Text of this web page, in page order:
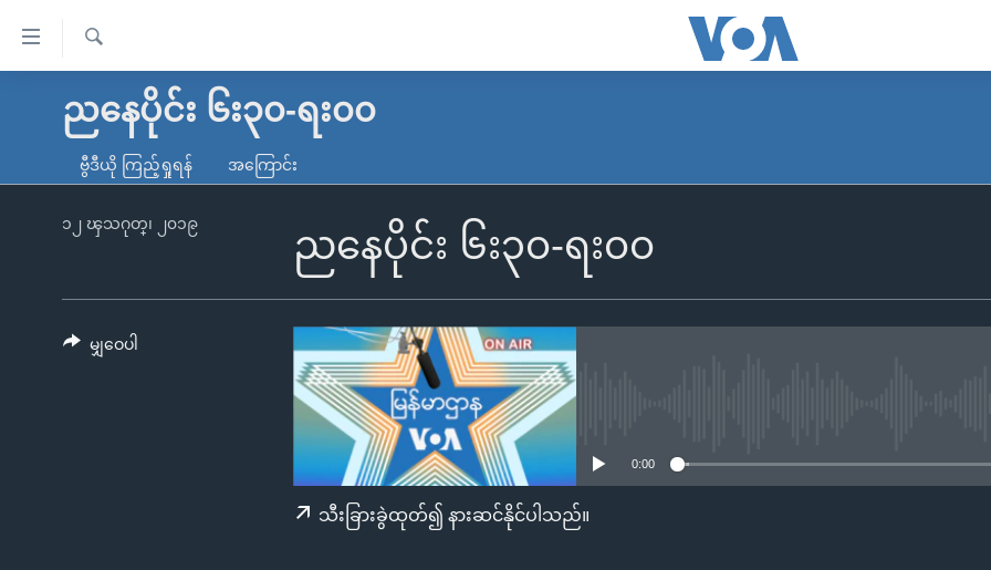
လွယ်ကူ
သည့်
မူလစာမျက်နှာ
ကမ္ဘာ့သတင်းများ
နိုင်ငံတကာ
တရုတ်
အစ္စရေး-ပါလက်စတိုင်း
ရပ်ဝန်းတခု လမ်းတခု အလွန်
အင်္ဂလိပ်စာလေ့လာမယ်
ရ
လာ
ညနေပိုင်း ၆း၃၀-ရး၀၀
ဗွီဒီယို ကြည့်ရှုရန် အကြောင်း
ညနေပိုင်း ၆း၃၀-ရး၀၀
၁၂ ၾသဂုတ္၊ ၂၀၁၉
0:00
သီးခြားခွဲထုတ်၍ နားဆင်နိုင်ပါသည်။
မျှဝေပါ